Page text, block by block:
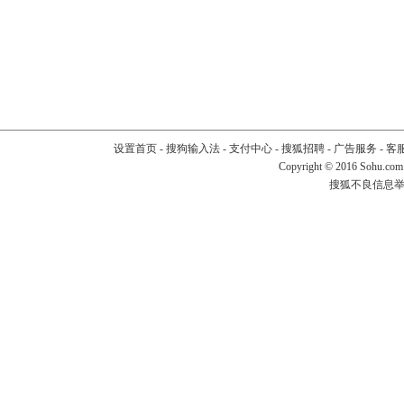
设置首页- 搜狗输入法- 支付中心- 搜狐招聘- 广告服务 - 客
Copyright © 2016
搜狐不良信息